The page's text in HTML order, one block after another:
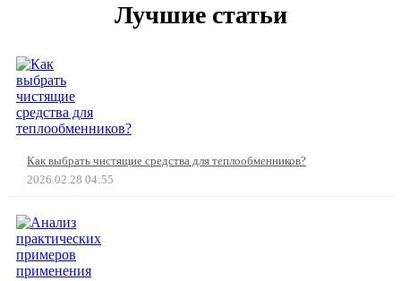
Лучшие статьи
Как выбрать чистящие средства для теплообменников?
2026.02.28 04:55